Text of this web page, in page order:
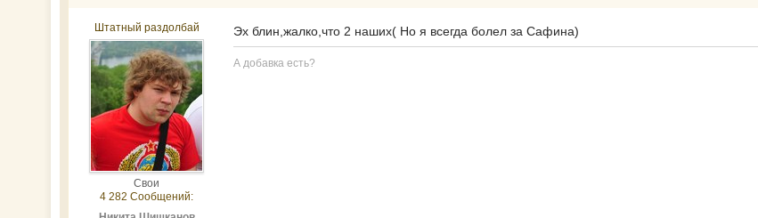
Штатный раздолбай
Свои
4 282 Сообщений:
Эх блин,жалко,что 2 наших( Но я всегда болел за Сафина)
А добавка есть?